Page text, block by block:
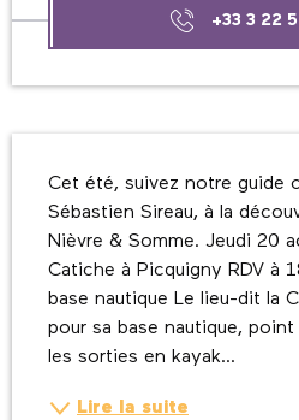
+33 3 22
Cet été, suivez notre guide
Sébastien Sireau, à la
Nièvre & Somme. Jeudi 20
Catiche à Picquigny RDV à
base nautique Le lieu-dit la
pour sa base nautique,
les sorties en kayak...
Lire la suite